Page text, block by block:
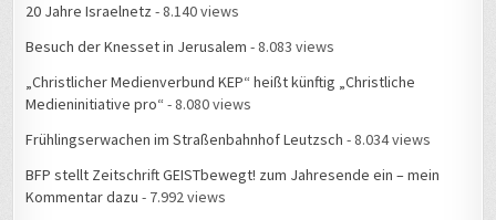
20 Jahre Israelnetz - 8.140 views
Besuch der Knesset in Jerusalem - 8.083 views
„Christlicher Medienverbund KEP“ heißt künftig „Christliche
Medieninitiative pro“ - 8.080 views
Frühlingserwachen im Straßenbahnhof Leutzsch - 8.034 views
BFP stellt Zeitschrift GEISTbewegt! zum Jahresende ein – mein
Kommentar dazu - 7.992 views